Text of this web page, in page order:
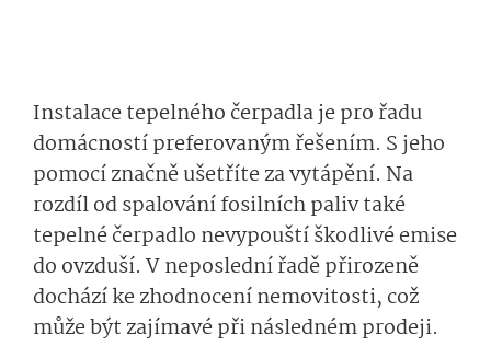
Instalace tepelného čerpadla je pro řadu
domácností preferovaným řešením. S jeho
pomocí značně ušetříte za vytápění. Na
rozdíl od spalování fosilních paliv také
tepelné čerpadlo nevypouští škodlivé emise
do ovzduší. V neposlední řadě přirozeně
dochází ke zhodnocení nemovitosti, což
může být zajímavé při následném prodeji.